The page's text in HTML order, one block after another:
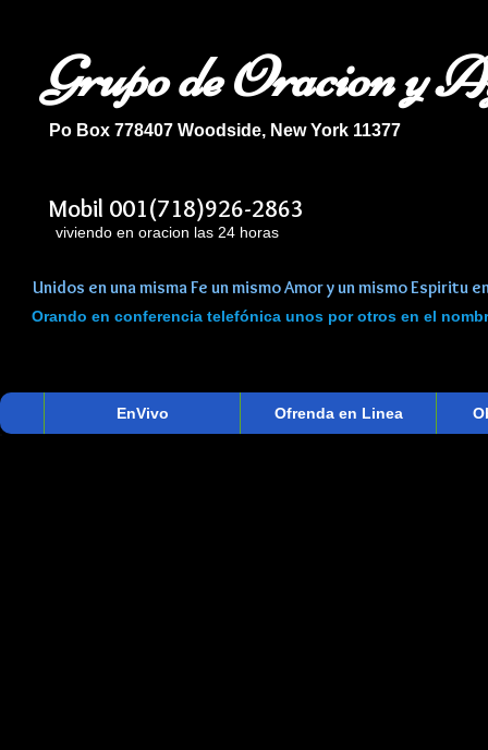
Grupo de Oracion y
Po Box 778407 Woodside, New York 11377
Mobil 001(718)926-2863
en oracion las 24 horas
Orando en conferencia telefónica unos por otros en el
Unidos en una misma Fe un mismo Amor y un mismo Espiritu
EnVivo Ofrenda en Linea